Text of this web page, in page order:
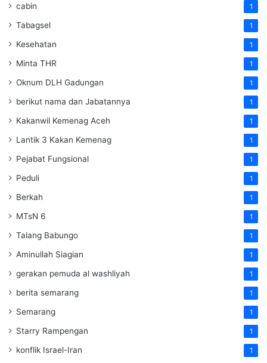
cabin 1
Tabagsel 1
Kesehatan 1
Minta THR 1
Oknum DLH Gadungan 1
berikut nama dan Jabatannya 1
Kakanwil Kemenag Aceh 1
Lantik 3 Kakan Kemenag 1
Pejabat Fungsional 1
Peduli 1
Berkah 1
MTsN 6 1
Talang Babungo 1
Aminullah Siagian 1
gerakan pemuda al washliyah 1
berita semarang 1
Semarang 1
Starry Rampengan 1
konflik Israel-Iran 1